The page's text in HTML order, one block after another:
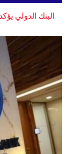
البنك الدولي